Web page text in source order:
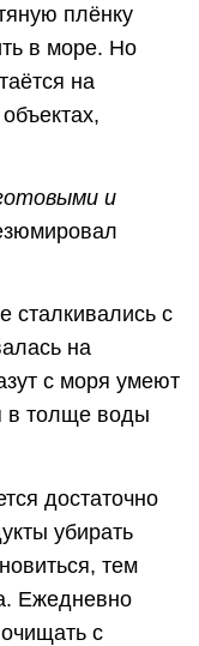
плёнку
в море. Но
на
и
сталкивались с
на
с моря умеют
в толще воды
достаточно
убирать
тем
Ежедневно
с